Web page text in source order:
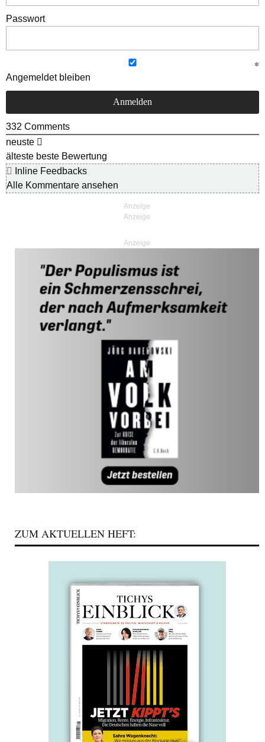
Passwort
Angemeldet bleiben
332 Comments
neuste
älteste beste Bewertung
Inline Feedbacks
Alle Kommentare ansehen
Anzeige
ZUM AKTUELLEN HEFT: